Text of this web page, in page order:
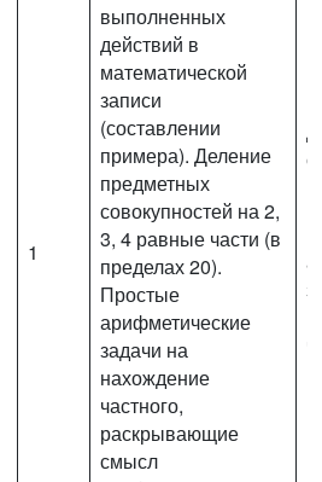
1
выполненных
действий в
математической
записи
(составлении
примера). Деление
предметных
совокупностей на 2,
3, 4 равные части (в
пределах 20).
Простые
арифметические
задачи на
нахождение
частного,
раскрывающие
смысл